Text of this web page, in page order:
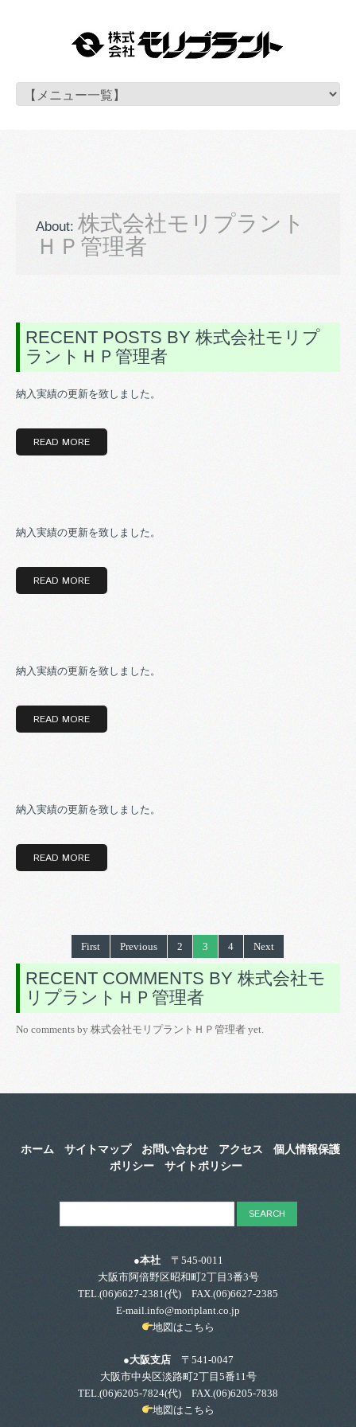
About: 株式会社モリプラント
ＨＰ管理者
RECENT POSTS BY 株式会社モリプ
ラントＨＰ管理者
納入実績の更新を致しました。
READ MORE
納入実績の更新を致しました。
READ MORE
納入実績の更新を致しました。
READ MORE
納入実績の更新を致しました。
READ MORE
First Previous 2 3 4 Next
RECENT COMMENTS BY 株式会社モ
リプラントＨＰ管理者
No comments by 株式会社モリプラントＨＰ管理者 yet.
ホーム サイトマップ お問い合わせ アクセス
個人情報保護
ポリシー
サイトポリシー
●本社〒545-0011
大阪市阿倍野区昭和町2丁目3番3号
TEL. (06)6627-2381 (代) FAX.(06)6627-2385
E-mail.info@moriplant.co.jp
地図はこちら
●大阪支店〒541-0047
大阪市中央区淡路町2丁目5番11号
TEL. (06)6205-7824(代) FAX.(06)6205-7838
地図はこちら